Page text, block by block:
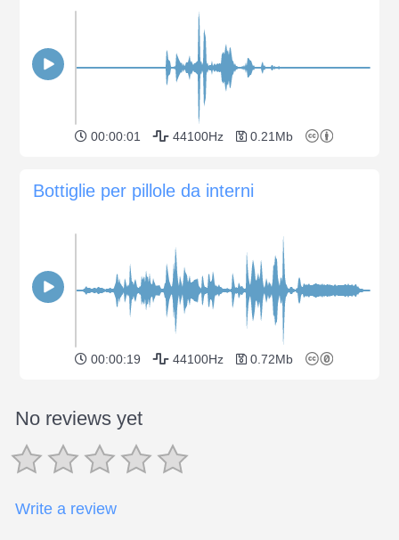
00:00:01 44100Hz 0.21Mb
Bottiglie per pillole da interni
00:00:19 44100Hz 0.72Mb
No reviews yet
Write a review